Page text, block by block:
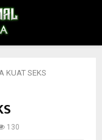
KUAT SEKS
130